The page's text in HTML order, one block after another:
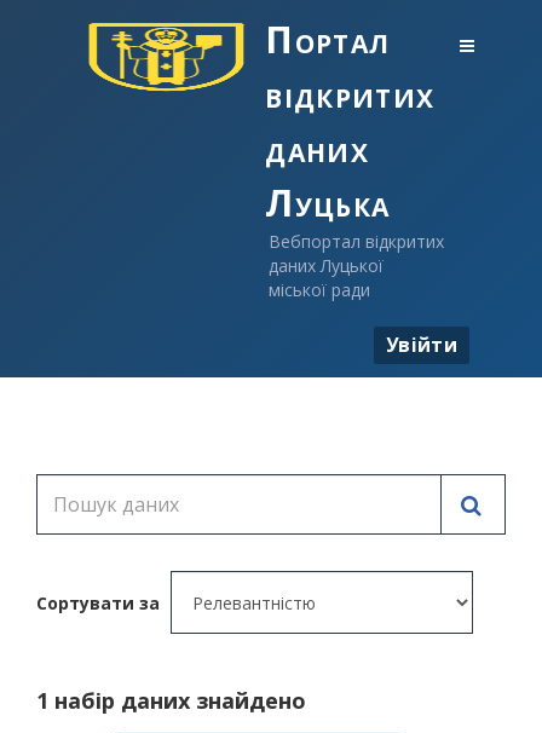
Портал
відкритих
даних
Луцька
Вебпортал відкритих
даних Луцької
міської ради
Увійти
Сортувати за
1 набір даних знайдено